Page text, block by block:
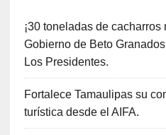
¡30 toneladas de cacharros
Gobierno de Beto
Los Presidentes.
Fortalece Tamaulipas su
turística desde el AIFA.